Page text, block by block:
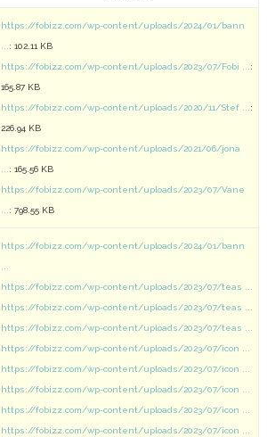
https://fobizz.com/wp-content/uploads/2024/01/bann
: 102.11 KB
https://fobizz.com/wp-content/uploads/2023/07/Fobi ... :
165.87 KB
https://fobizz.com/wp-content/uploads/2020/11/Stef ... :
226.94 KB
https://fobizz.com/wp-content/uploads/2021/06/jona
: 165.56 KB
https://fobizz.com/wp-content/uploads/2023/07/Vane
: 798.55 KB
https://fobizz.com/wp-content/uploads/2024/01/bann
https://fobizz.com/wp-content/uploads/2023/07/teas ...
https://fobizz.com/wp-content/uploads/2023/07/teas ...
https://fobizz.com/wp-content/uploads/2023/07/teas ...
https://fobizz.com/wp-content/uploads/2023/07/icon ...
https://fobizz.com/wp-content/uploads/2023/07/icon ...
https://fobizz.com/wp-content/uploads/2023/07/icon ...
https://fobizz.com/wp-content/uploads/2023/07/icon ...
https://fobizz.com/wp-content/uploads/2023/07/icon ...